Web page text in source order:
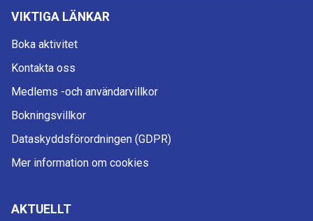
VIKTIGA LÄNKAR
Boka aktivitet
Kontakta oss
Medlems -och användarvillkor
Bokningsvillkor
Dataskyddsförordningen (GDPR)
Mer information om cookies
AKTUELLT